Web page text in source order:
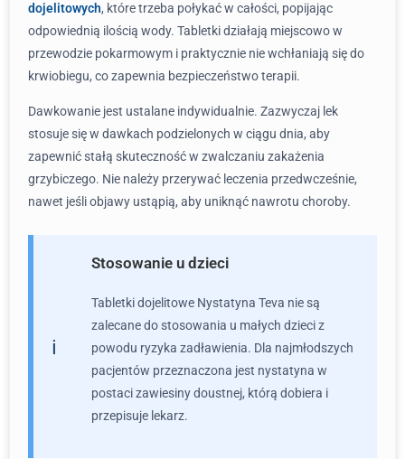
dojelitowych, które trzeba połykać w całości, popijając
odpowiednią ilością wody. Tabletki działają miejscowo w
przewodzie pokarmowym i praktycznie nie wchłaniają się do
krwiobiegu, co zapewnia bezpieczeństwo terapii.
Dawkowanie jest ustalane indywidualnie. Zazwyczaj lek
stosuje się w dawkach podzielonych w ciągu dnia, aby
zapewnić stałą skuteczność w zwalczaniu zakażenia
grzybiczego. Nie należy przerywać leczenia przedwcześnie,
nawet jeśli objawy ustąpią, aby uniknąć nawrotu choroby.
Stosowanie u dzieci
Tabletki dojelitowe Nystatyna Teva nie są
zalecane do stosowania u małych dzieci z
powodu ryzyka zadławienia. Dla najmłodszych
pacjentów przeznaczona jest nystatyna w
postaci zawiesiny doustnej, którą dobiera i
przepisuje lekarz.